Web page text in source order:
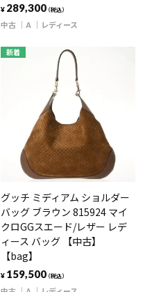
¥ 289,300（税込）
中古 A レディース
新着
グッチ ミディアム ショルダー
バッグ ブラウン 815924 マイ
クロGGスエード/レザー レデ
ィース バッグ 【中古】
【bag】
¥ 159,500（税込）